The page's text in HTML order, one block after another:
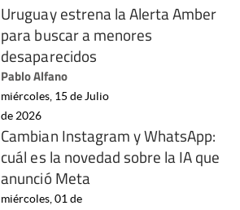
Uruguay estrena la Alerta Amber
para buscar a menores
desaparecidos
Pablo Alfano
miércoles, 15 de Julio
de 2026
Cambian Instagram y WhatsApp:
cuál es la novedad sobre la IA que
anunció Meta
miércoles, 01 de